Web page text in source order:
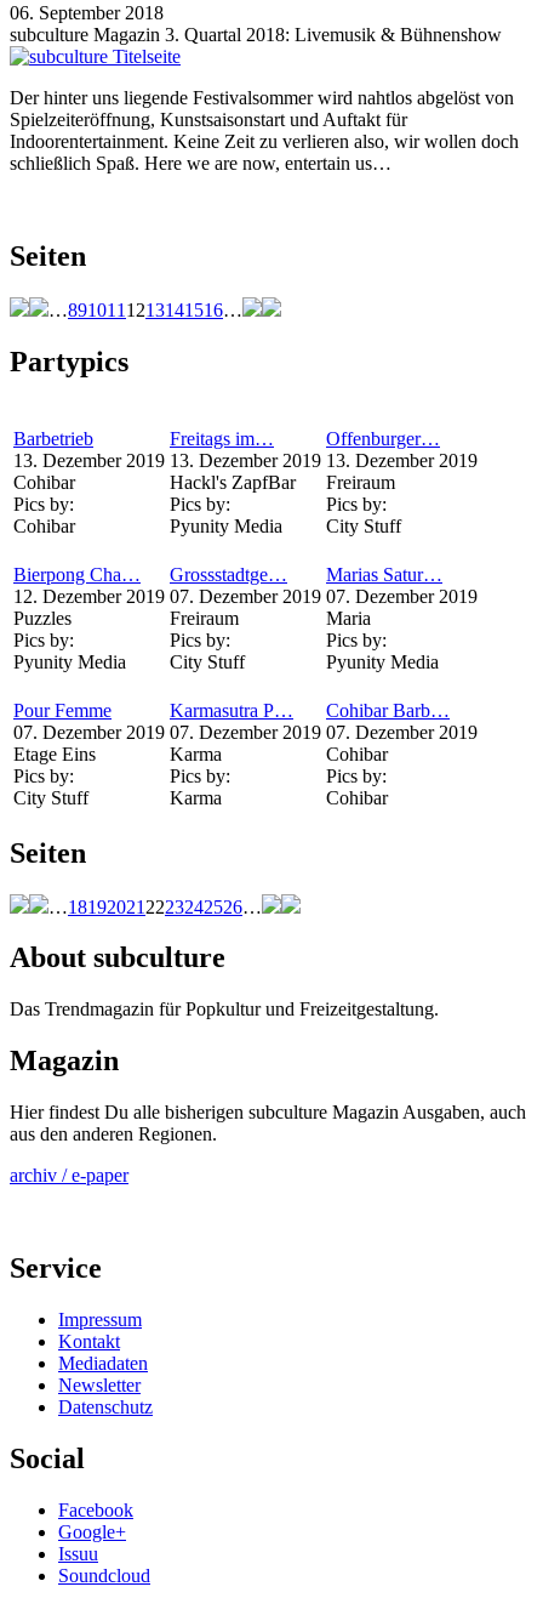
06. September 2018
subculture Magazin 3. Quartal 2018: Livemusik & Bühnenshow
Der hinter uns liegende Festivalsommer wird nahtlos abgelöst von
Spielzeiteröffnung, Kunstsaisonstart und Auftakt für
Indoorentertainment. Keine Zeit zu verlieren also, wir wollen doch
schließlich Spaß. Here we are now, entertain us…
Seiten
…891011 1213141516…
Partypics
Barbetrieb
13. Dezember 2019
Cohibar
Pics by:
Cohibar
Freitags im…
13. Dezember 2019
Hackl's ZapfBar
Pics by:
Pyunity Media
Offenburger…
13. Dezember 2019
Freiraum
Pics by:
City Stuff
Bierpong Cha…
12. Dezember 2019
Puzzles
Pics by:
Pyunity Media
Grossstadtge…
07. Dezember 2019
Freiraum
Pics by:
City Stuff
Marias Satur…
07. Dezember 2019
Maria
Pics by:
Pyunity Media
Pour Femme
07. Dezember 2019
Etage Eins
Pics by:
City Stuff
Karmasutra P…
07. Dezember 2019
Karma
Pics by:
Karma
Cohibar Barb…
07. Dezember 2019
Cohibar
Pics by:
Cohibar
Seiten
…18192021 2223242526…
About subculture
Das Trendmagazin für Popkultur und Freizeitgestaltung.
Magazin
Hier findest Du alle bisherigen subculture Magazin Ausgaben, auch
aus den anderen Regionen.
archiv / e-paper
Service
Impressum
Kontakt
Mediadaten
Newsletter
Datenschutz
Social
Facebook
Google+
Issuu
Soundcloud